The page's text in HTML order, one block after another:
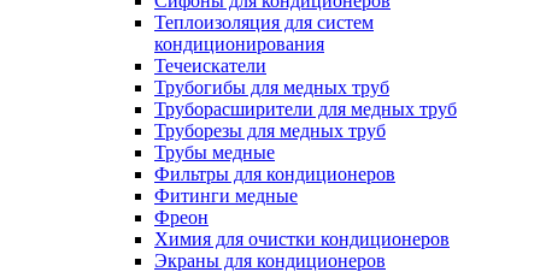
Теплоизоляция для систем
кондиционирования
Течеискатели
Трубогибы для медных труб
Труборасширители для медных труб
Труборезы для медных труб
Трубы медные
Фильтры для кондиционеров
Фитинги медные
Фреон
Химия для очистки кондиционеров
Экраны для кондиционеров